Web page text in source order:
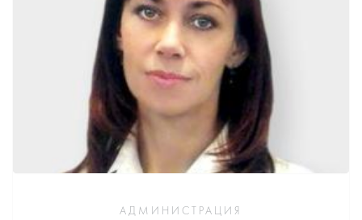
АДМИНИСТРАЦИЯ